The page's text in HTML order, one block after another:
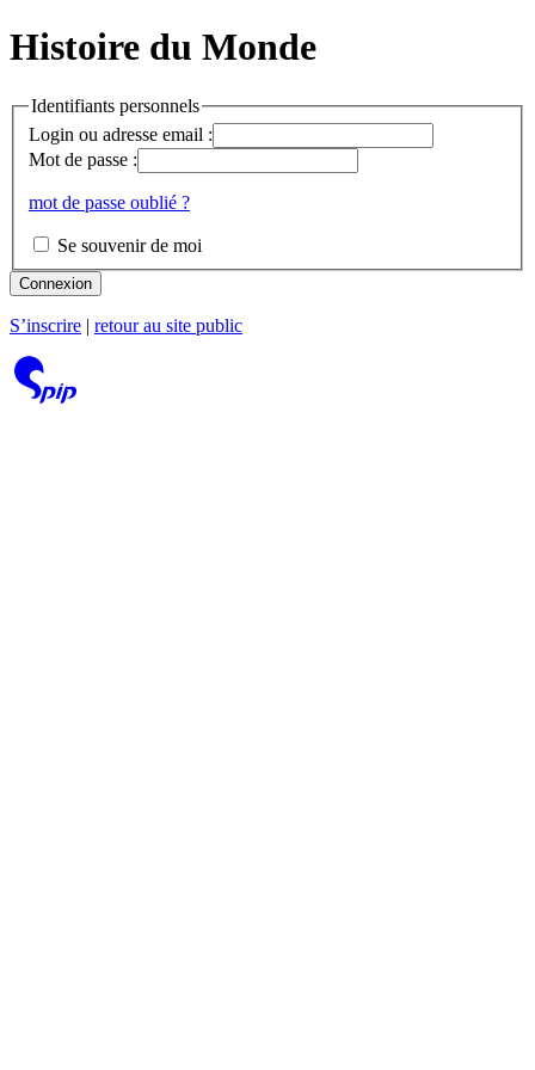
Histoire du Monde
Identifiants personnels
Login ou adresse email :
Mot de passe :
mot de passe oublié ?
Se souvenir de moi
Connexion
S’inscrire retour au site public